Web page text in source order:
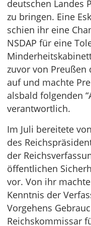
deutschen Landes
zu bringen. Eine
schien ihr eine
NSDAP für eine
zuvor von Preußen
auf und machte
alsbald folgenden
verantwortlich.
Im Juli bereitete
des
der
öffentlichen
vor. Von ihr
Kenntnis der
Vorgehens
Reichskommissar